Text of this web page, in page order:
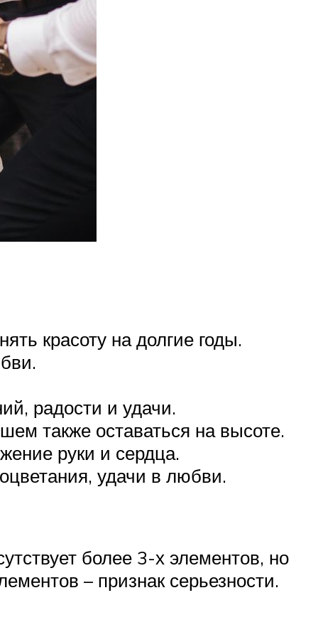
красоту на долгие годы.
радости и удачи.
также оставаться на высоте.
руки и сердца.
удачи в любви.
более 3-х элементов, но
– признак серьезности.